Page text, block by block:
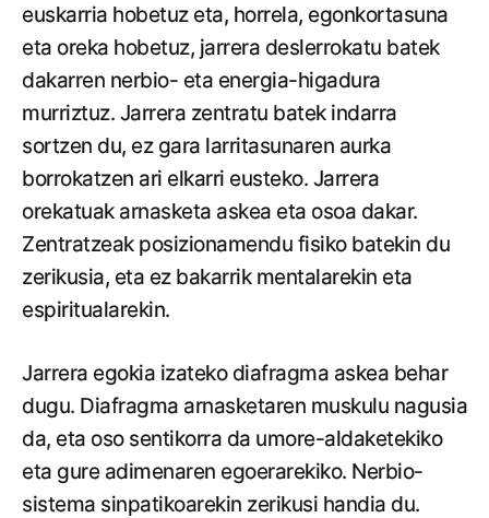
euskarria hobetuz eta, horrela, egonkortasuna
eta oreka hobetuz, jarrera deslerrokatu batek
dakarren nerbio- eta energia-higadura
murriztuz. Jarrera zentratu batek indarra
sortzen du, ez gara larritasunaren aurka
borrokatzen ari elkarri eusteko. Jarrera
orekatuak arnasketa askea eta osoa dakar.
Zentratzeak posizionamendu fisiko batekin du
zerikusia, eta ez bakarrik mentalarekin eta
espiritualarekin.
Jarrera egokia izateko diafragma askea behar
dugu. Diafragma arnasketaren muskulu nagusia
da, eta oso sentikorra da umore-aldaketekiko
eta gure adimenaren egoerarekiko. Nerbio-
sistema sinpatikoarekin zerikusi handia du.